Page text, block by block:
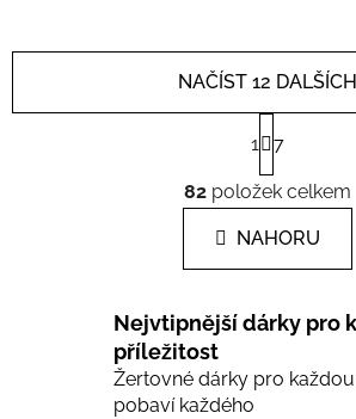
O
v
l
á
d
c
p
NAČÍST 12 DALŠÍCH
t
r
á
n
k
n
1 7
82 položek celkem
NAHORU
Nejvtipnější dárky pro
příležitost
Žertovné dárky pro
pobaví každého